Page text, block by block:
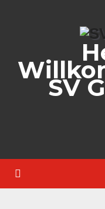
SV